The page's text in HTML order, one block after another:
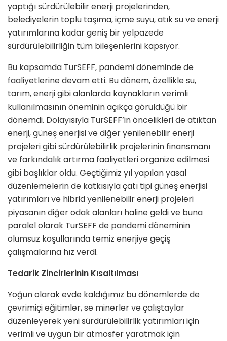
yaptığı sürdürülebilir enerji projelerin­den,
belediyelerin toplu taşıma, içme suyu, atık su ve enerji
yatırımlarına ka­dar geniş bir yelpazede
sürdürülebilir­liğin tüm bileşenlerini kapsıyor.
Bu kapsamda TurSEFF, pandemi döneminde de
faaliyetlerine devam etti. Bu dönem, özellikle su,
tarım, enerji gibi alanlarda kaynakların ve­rimli
kullanılmasının öneminin açıkça görüldüğü bir
dönemdi. Dolayısıyla TurSEFF’in öncelikleri de atıktan
enerji, güneş enerjisi ve diğer yenile­nebilir enerji
projeleri gibi sürdürü­lebilirlik projelerinin finansmanı
ve farkındalık artırma faaliyetleri organize edilmesi
gibi başlıklar oldu. Geçtiği­miz yıl yapılan yasal
düzenlemelerin de katkısıyla çatı tipi güneş enerjisi
yatırımları ve hibrid yenilenebilir ener­ji projeleri
piyasanın diğer odak alan­ları haline geldi ve buna
paralel ola­rak TurSEFF de pandemi döneminin
olumsuz koşullarında temiz enerjiye geçiş
çalışmalarına hız verdi.
Tedarik Zincirlerinin Kısaltılması
Yoğun olarak evde kaldığımız bu dö­nemlerde de
çevrimiçi eğitimler, se­ minerler ve çalıştaylar
düzenleyerek yeni sürdürülebilirlik yatırımları için
verimli ve uygun bir atmosfer yaratmak için